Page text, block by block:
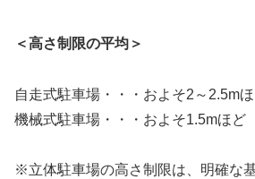
＜高さ制限の平均＞
自走式駐車場・・・およそ2～2.5m
機械式駐車場・・・およそ1.5mほど
※立体駐車場の高さ制限は、明確な